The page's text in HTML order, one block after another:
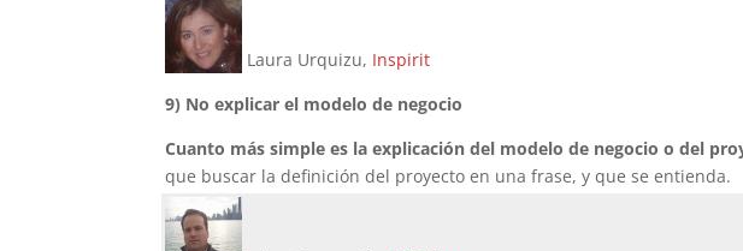
Laura Urquizu, Inspirit
9) No explicar el modelo de negocio
Cuanto más simple es la explicación del modelo de negocio o del
que buscar la definición del proyecto en una frase, y que se entienda.